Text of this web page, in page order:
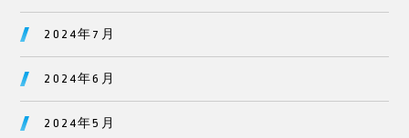
2024年7月
2024年6月
2024年5月